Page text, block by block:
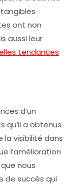
ont non
aussi leur
tendances
d’un
qu’il a obtenus
la visibilité dans
l’amélioration
nous
de succès qui